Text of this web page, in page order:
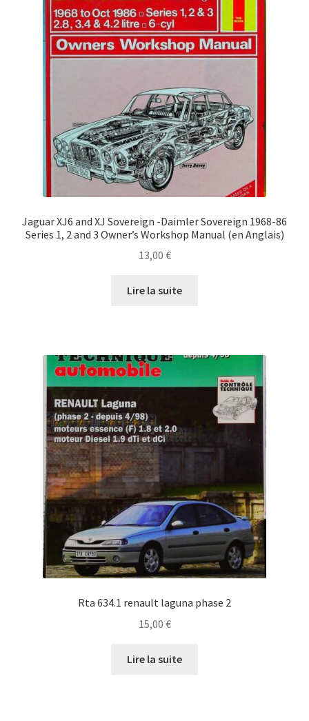
Jaguar XJ6 and XJ Sovereign -Daimler Sovereign 1968-86
Series 1, 2 and 3 Owner’s Workshop Manual (en Anglais)
13,00 €
Lire la suite
Rta 634.1 renault laguna phase 2
15,00 €
Lire la suite